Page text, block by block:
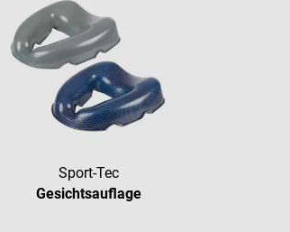
Sport-Tec
Gesichtsauflage